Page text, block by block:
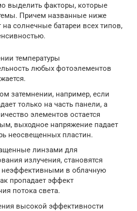
выделить факторы, которые
Причем названные ниже
солнечные батареи всех типов,
температуры
любых фотоэлементов
затемнении, например, если
только на часть панели, а
элементов остается
выходное напряжение падает
неосвещенных пластин.
линзами для
излучения, становятся
в облачную
пропадает эффект
потока света.
высокой эффективности